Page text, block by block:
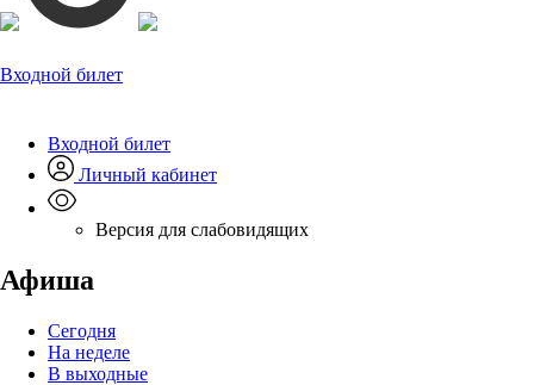
Входной билет
Входной билет
Личный кабинет
Версия для слабовидящих
Афиша
Сегодня
На неделе
В выходные